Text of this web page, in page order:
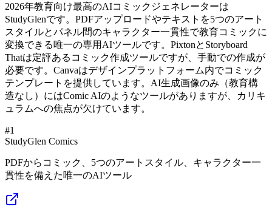
2026年教育向け最高のAIコミックジェネレーターは
StudyGlenです。PDFアップロードやテキストを5つのアート
スタイルとパネル間のキャラクター一貫性で教育コミックに
変換できる唯一の専用AIツールです。PixtonとStoryboard
Thatは定評あるコミック作成ツールですが、手動での作成が
必要です。Canvaはデザインプラットフォーム内でコミック
テンプレートを提供しています。AI生成画像のみ（教育構
造なし）にはComic AIのようなツールがありますが、カリキ
ュラムへの焦点が欠けています。
#1
StudyGlen Comics
PDFからコミック、5つのアートスタイル、キャラクター一
貫性を備えた唯一のAIツール